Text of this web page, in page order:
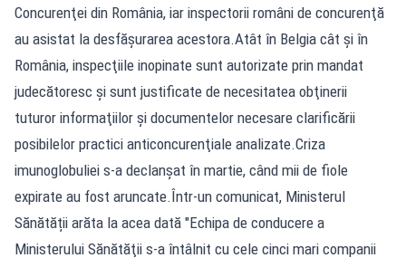
Concurenţei din România, iar inspectorii români de concurenţă
au asistat la desfăşurarea acestora.Atât în Belgia cât şi în
România, inspecţiile inopinate sunt autorizate prin mandat
judecătoresc şi sunt justificate de necesitatea obţinerii
tuturor informaţiilor şi documentelor necesare clarificării
posibilelor practici anticoncurenţiale analizate.Criza
imunoglobuliei s-a declanșat în martie, când mii de fiole
expirate au fost aruncate.Într-un comunicat, Ministerul
Sănătății arăta la acea dată "Echipa de conducere a
Ministerului Sănătăţii s-a întâlnit cu cele cinci mari companii